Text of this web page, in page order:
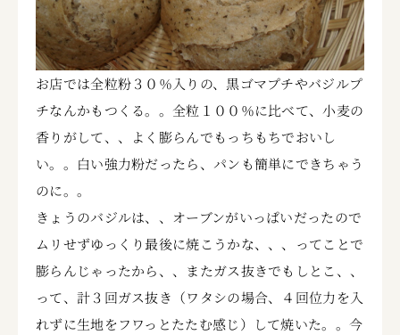
お店では全粒粉３０％入りの、黒ゴマプチやバジルプ
チなんかもつくる。。全粒１００％に比べて、小麦の
香りがして、、よく膨らんでもっちもちでおいし
い。。白い強力粉だったら、パンも簡単にできちゃう
のに。。
きょうのバジルは、、オーブンがいっぱいだったので
ムリせずゆっくり最後に焼こうかな、、、ってことで
膨らんじゃったから、、またガス抜きでもしとこ、、
って、計３回ガス抜き（ワタシの場合、４回位力を入
れずに生地をフワっとたたむ感じ）して焼いた。。今